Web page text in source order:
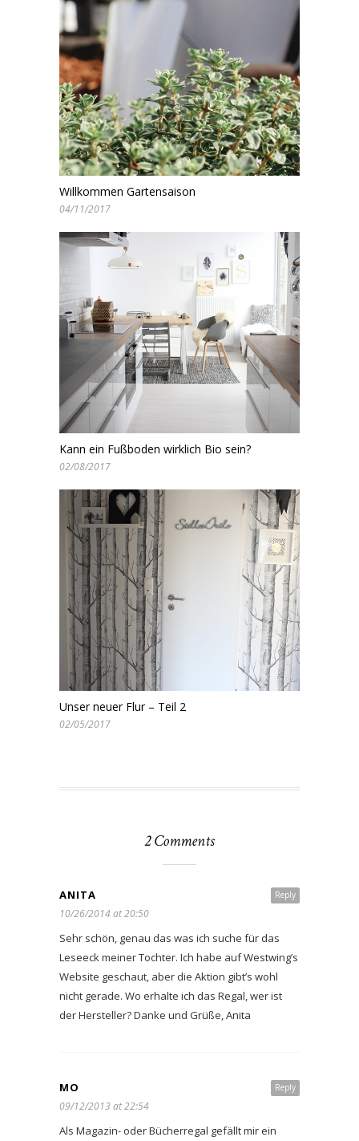
Willkommen Gartensaison
04/11/2017
Kann ein Fußboden wirklich Bio sein?
02/08/2017
Unser neuer Flur – Teil 2
02/05/2017
2 Comments
Reply
ANITA
10/26/2014 at 20:50
Sehr schön, genau das was ich suche für das
Leseeck meiner Tochter. Ich habe auf Westwing’s
Website geschaut, aber die Aktion gibt’s wohl
nicht gerade. Wo erhalte ich das Regal, wer ist
der Hersteller? Danke und Grüße, Anita
Reply
MO
09/12/2013 at 22:54
Als Magazin- oder Bücherregal gefällt mir ein